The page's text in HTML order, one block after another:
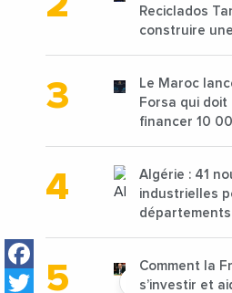
Facebook
Twitter
Reciclados
construire
Le Maroc
Forsa qui
financer 10
Algérie : 41
industrielles
Comment la
s’investir et